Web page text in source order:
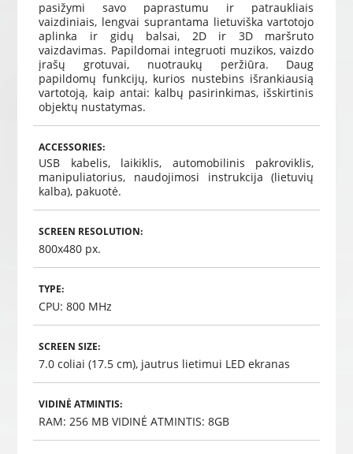
pasižymi savo paprastumu ir patraukliais
vaizdiniais, lengvai suprantama lietuviška vartotojo
aplinka ir gidų balsai, 2D ir 3D maršruto
vaizdavimas. Papildomai integruoti muzikos, vaizdo
įrašų grotuvai, nuotraukų peržiūra. Daug
papildomų funkcijų, kurios nustebins išrankiausią
vartotoją, kaip antai: kalbų pasirinkimas, išskirtinis
objektų nustatymas.
ACCESSORIES:
USB kabelis, laikiklis, automobilinis pakroviklis,
manipuliatorius, naudojimosi instrukcija (lietuvių
kalba), pakuotė.
SCREEN RESOLUTION:
800x480 px.
TYPE:
CPU: 800 MHz
SCREEN SIZE:
7.0 coliai (17.5 cm), jautrus lietimui LED ekranas
VIDINĖ ATMINTIS:
RAM: 256 MB VIDINĖ ATMINTIS: 8GB